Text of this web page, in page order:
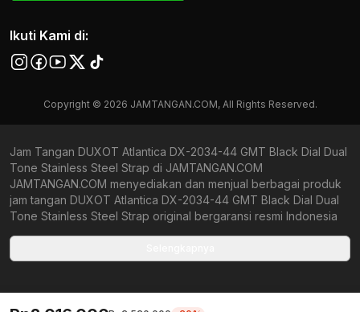
Ikuti Kami di:
Copyright © 2026 JAMTANGAN.COM, All Rights Reserved.
Jam Tangan DUXOT Atlantica DX-2034-44 GMT Black Dial Dual
Tone Stainless Steel Strap di JAMTANGAN.COM
JAMTANGAN.COM menyediakan dan menjual berbagai produk
jam tangan DUXOT Atlantica DX-2034-44 GMT Black Dial Dual
Tone Stainless Steel Strap original bergaransi resmi Indonesia
JAMTANGAN.COM menjamin produk-produk yang tersedia
memiliki harga yang lebih terjangkau dari toko online Indonesia